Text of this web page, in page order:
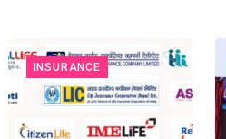
INSURANCE